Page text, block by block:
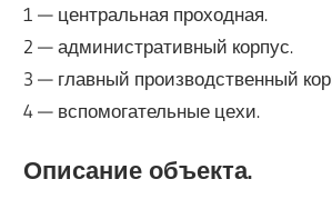
1 — центральная проходная.
2 — административный корпус.
3 — главный производственный
4 — вспомогательные цехи.
Описание объекта.